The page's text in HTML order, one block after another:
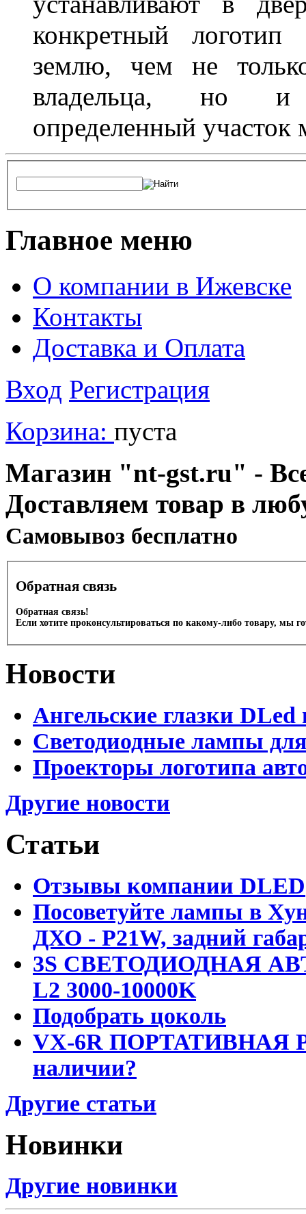
конкретный логотип
землю, чем не
владельца, но и
определенный участок
Главное меню
О компании в Ижевске
Контакты
Доставка и Оплата
Вход Регистрация
Корзина: пуста
Магазин "nt-gst.ru" -
Доставляем товар в
Cамовывоз бесплатно
Обратная связь
Обратная связь!
Если хотите проконсультироваться по какому-либо товару, мы
Новости
Ангельские глазки DLed
Светодиодные лампы
Проекторы логотипа
Другие новости
Статьи
Отзывы компании DLED
Посоветуйте лампы в
ДХО - P21W, задний
3S СВЕТОДИОДНАЯ
L2 3000-10000K
Подобрать цоколь
VX-6R ПОРТАТИВНАЯ
наличии?
Другие статьи
Новинки
Другие новинки